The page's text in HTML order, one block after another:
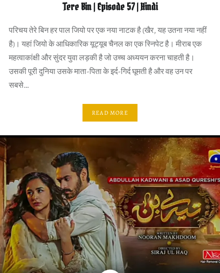
Tere Bin | Episode 57 | Hindi
परिचय तेरे बिन हर पाल जियो पर एक नया नाटक है (खैर, यह उतना नया नहीं
है)। यहां जियो के आधिकारिक यूट्यूब चैनल का एक स्निपेट है। मीराब एक
महत्वाकांक्षी और सुंदर युवा लड़की है जो उच्च अध्ययन करना चाहती है।
उसकी पूरी दुनिया उसके माता-पिता के इर्द-गिर्द घूमती है और वह उन पर
सबसे…
READ MORE